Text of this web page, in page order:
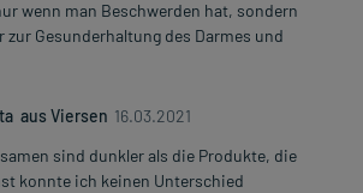
wenn man Beschwerden hat, sondern
zur Gesunderhaltung des Darmes und
aus Viersen 16.03.2021
sind dunkler als die Produkte, die
konnte ich keinen Unterschied